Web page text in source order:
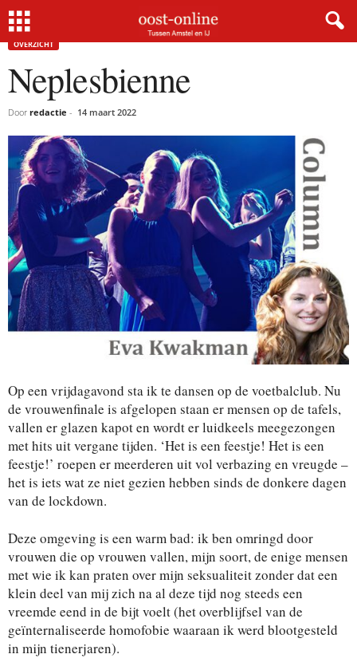
Home Neplesbienne
OVERZICHT
Neplesbienne
Door redactie - 14 maart 2022
Op een vrijdagavond sta ik te dansen op de voetbalclub. Nu
de vrouwenfinale is afgelopen staan er mensen op de tafels,
vallen er glazen kapot en wordt er luidkeels meegezongen
met hits uit vergane tijden. ‘Het is een feestje! Het is een
feestje!’ roepen er meerderen uit vol verbazing en vreugde –
het is iets wat ze niet gezien hebben sinds de donkere dagen
van de lockdown.
Deze omgeving is een warm bad: ik ben omringd door
vrouwen die op vrouwen vallen, mijn soort, de enige mensen
met wie ik kan praten over mijn seksualiteit zonder dat een
klein deel van mij zich na al deze tijd nog steeds een
vreemde eend in de bijt voelt (het overblijfsel van de
geïnternaliseerde homofobie waaraan ik werd blootgesteld
in mijn tienerjaren).